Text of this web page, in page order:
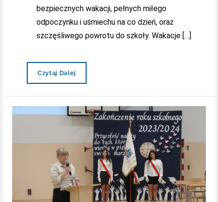
bezpiecznych wakacji, pełnych miłego
odpoczynku i uśmiechu na co dzień, oraz
szczęśliwego powrotu do szkoły. Wakacje […]
Witajcie
Czytaj Dalej